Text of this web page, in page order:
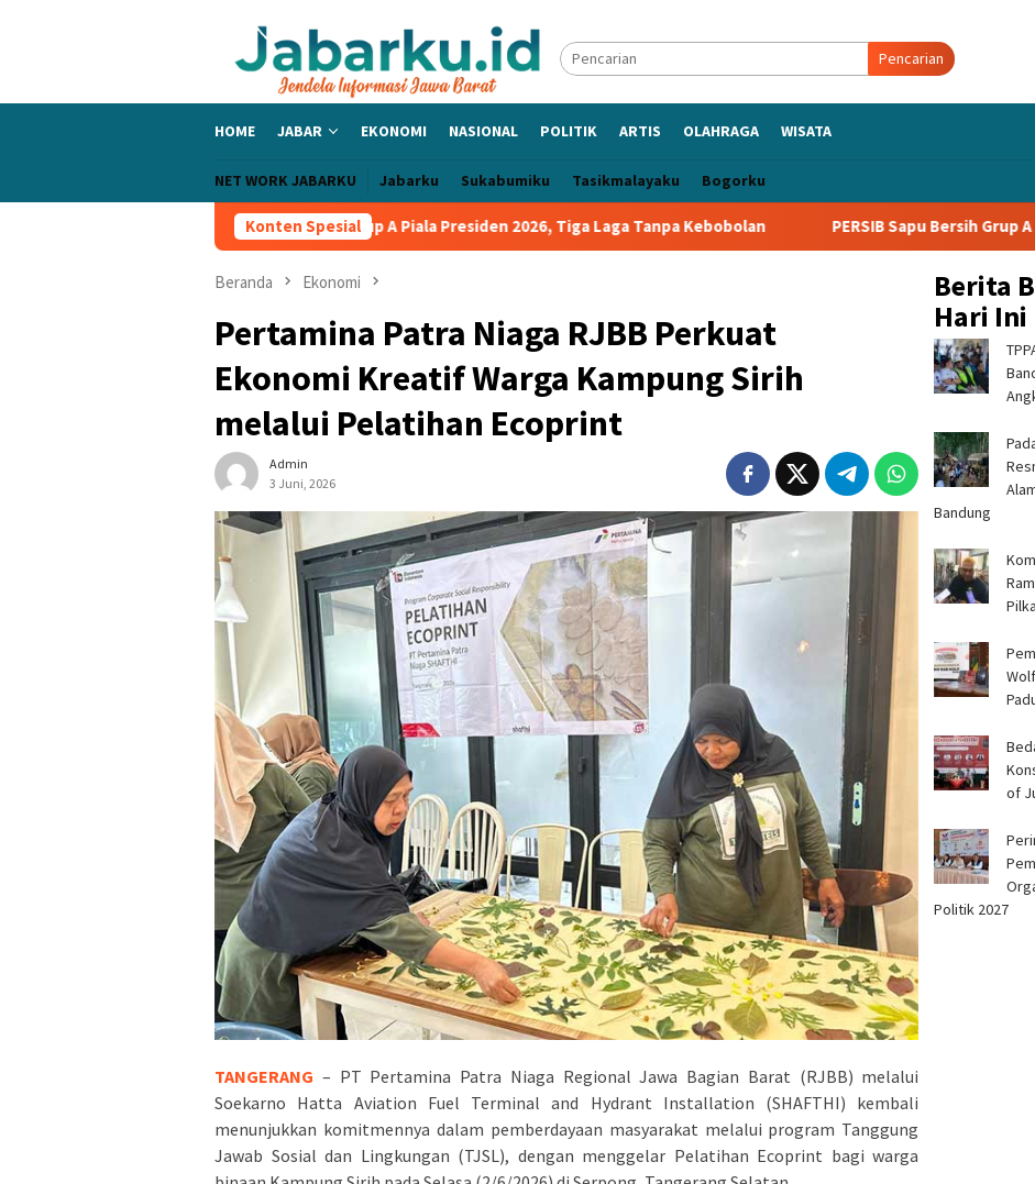
Pencarian
HOME JABAR EKONOMI NASIONAL POLITIK ARTIS OLAHRAGA WISATA
NET WORK JABARKU Jabarku Sukabumiku Tasikmalayaku Bogorku
Konten Spesial
Bangga PERSIB Sapu Bersih Grup A Piala Presiden 2026, Tiga Laga Tanpa Kebobolan PERSIB Sapu Bersih Grup A Piala Presiden
Beranda Ekonomi
Pertamina Patra Niaga RJBB Perkuat
Ekonomi Kreatif Warga Kampung Sirih
melalui Pelatihan Ecoprint
Admin
3 Juni, 2026
TANGERANG – PT Pertamina Patra Niaga Regional Jawa Bagian Barat (RJBB) melalui
Soekarno Hatta Aviation Fuel Terminal and Hydrant Installation (SHAFTHI) kembali
menunjukkan komitmennya dalam pemberdayaan masyarakat melalui program Tanggung
Jawab Sosial dan Lingkungan (TJSL), dengan menggelar Pelatihan Ecoprint bagi warga
Berita
Hari Ini
Bandung
of
Politik 2027